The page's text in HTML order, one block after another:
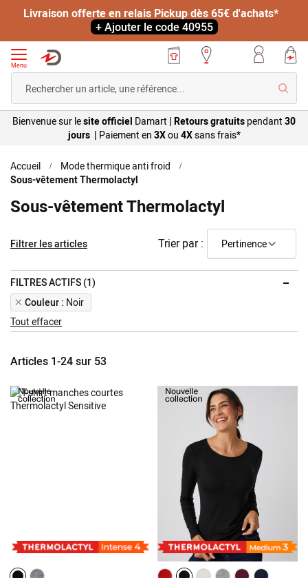
Livraison offerte en relais Pickup dès 65€ d'achats*
+ Ajouter le code 40955
Menu
Bienvenue sur lesite officiel Damart | Retours gratuits pendant 30
jours | Paiement en 3Xou 4Xsansfrais*
Accueil
Mode thermique anti froid
Sous-vêtement Thermolactyl
Sous-vêtement Thermolactyl
Articles 1-24sur 53
Trier par :
Filtrer les articles
FILTRES ACTIFS (1)
Couleur Noir
Remove
This
Item
Tout effacer